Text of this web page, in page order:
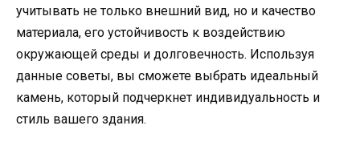
учитывать не только внешний вид, но и качество
материала, его устойчивость к воздействию
окружающей среды и долговечность. Используя
данные советы, вы сможете выбрать идеальный
камень, который подчеркнет индивидуальность и
стиль вашего здания.